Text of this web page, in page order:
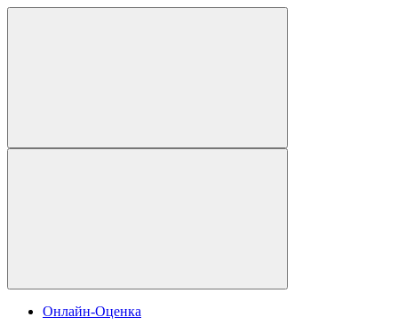
Онлайн-Оценка